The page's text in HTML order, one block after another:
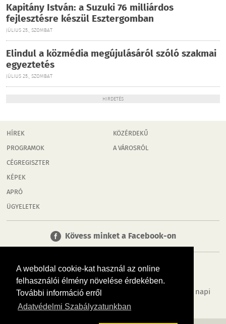
A weboldal cookie-kat használ az online
felhasználói élmény növelése érdekében.
További információ erről
Adatvédelmi Szabályzatunkban
Kapitány István: a Suzuki 76 milliárdos
fejlesztésre készül Esztergomban
JÚLIUS 25., SZOMBAT
Elindul a közmédia megújulásáról szóló szakmai
egyeztetés
JÚLIUS 25., SZOMBAT
HIRDETÉS
HÍREK
PROGRAMOK
CÉGREGISZTER
KÉPEK
APRÓ
ÜGYELETEK
KÖZÉRDEKŰ
A VÁROSRÓL
Kövess minket a Facebook-on
Tudj meg többet városodról! Hírek, programok, képek, napi
menü, cégek…. és minden, ami Győr